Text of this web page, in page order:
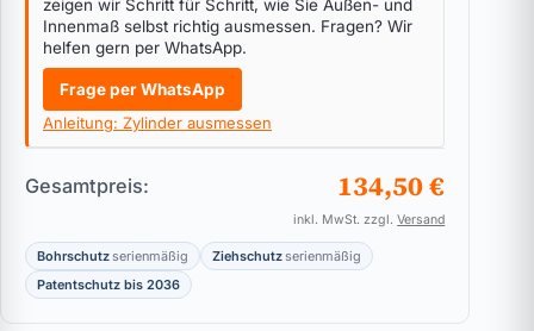
zeigen wir Schritt für Schritt, wie Sie Außen- und
Innenmaß selbst richtig ausmessen. Fragen? Wir
helfen gern per WhatsApp.
Frage per WhatsApp
Anleitung: Zylinder ausmessen
Gesamtpreis: 134,50 €
inkl. MwSt. zzgl.Versand
Bohrschutzserienmäßig Ziehschutzserienmäßig
Patentschutz bis 2036